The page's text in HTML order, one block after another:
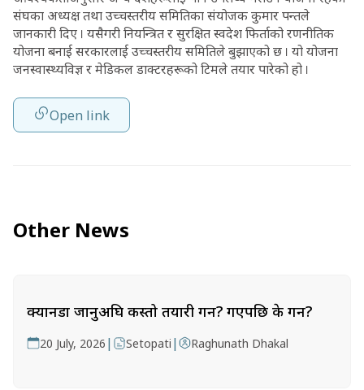
संघका अध्यक्ष तथा उच्चस्तरीय समितिका संयोजक कुमार पन्तले
जानकारी दिए । यसैगरी नियन्त्रित र सुरक्षित स्वदेश फिर्ताको रणनीतिक
योजना बनाई सरकारलाई उच्चस्तरीय समितिले बुझाएको छ । यो योजना
जनस्वास्थ्यविज्ञ र मेडिकल डाक्टरहरूको टिमले तयार पारेको हो ।
Open link
Other News
क्यानडा जानुअघि कस्तो तयारी गर्ने? गएपछि के गर्ने?
20 July, 2026 | Setopati | Raghunath Dhakal